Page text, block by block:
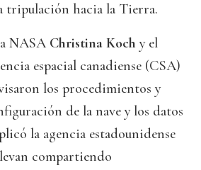
tripulación hacia la Tierra.
NASA Christina Koch y el
espacial canadiense (CSA)
los procedimientos y
de la nave y los datos
la agencia estadounidense
compartiendo